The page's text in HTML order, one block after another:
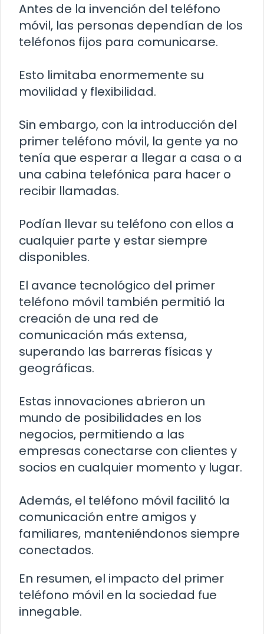
Antes de la invención del teléfono
móvil, las personas dependían de los
teléfonos fijos para comunicarse.
Esto limitaba enormemente su
movilidad y flexibilidad.
Sin embargo, con la introducción del
primer teléfono móvil, la gente ya no
tenía que esperar a llegar a casa o a
una cabina telefónica para hacer o
recibir llamadas.
Podían llevar su teléfono con ellos a
cualquier parte y estar siempre
disponibles.
El avance tecnológico del primer
teléfono móvil también permitió la
creación de una red de
comunicación más extensa,
superando las barreras físicas y
geográficas.
Estas innovaciones abrieron un
mundo de posibilidades en los
negocios, permitiendo a las
empresas conectarse con clientes y
socios en cualquier momento y lugar.
Además, el teléfono móvil facilitó la
comunicación entre amigos y
familiares, manteniéndonos siempre
conectados.
En resumen, el impacto del primer
teléfono móvil en la sociedad fue
innegable.